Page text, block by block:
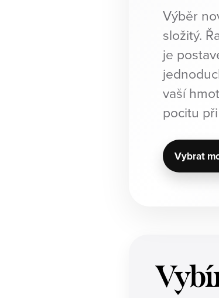
Výběr
složitý.
je
vaší
pocitu
Vybrat